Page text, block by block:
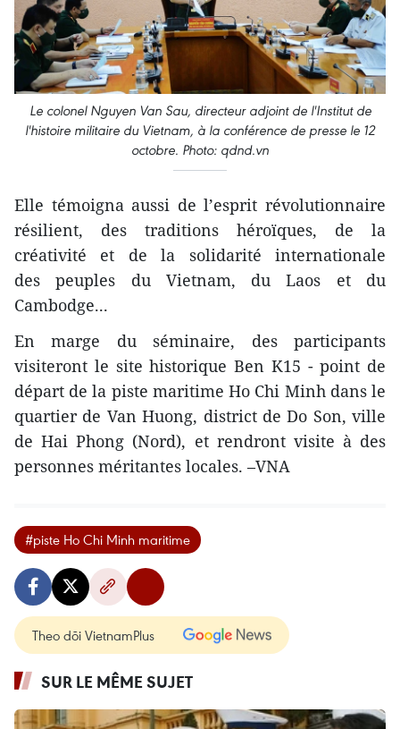
Le colonel Nguyen Van Sau, directeur adjoint de l'Institut de
l'histoire militaire du Vietnam, à la conférence de presse le 12
octobre. Photo: qdnd.vn
Elle témoigna aussi de l’esprit révolutionnaire
résilient, des traditions héroïques, de la
créativité et de la solidarité internationale
des peuples du Vietnam, du Laos et du
Cambodge...
En marge du séminaire, des participants
visiteront le site historique Ben K15 - point de
départ de la piste maritime Ho Chi Minh dans le
quartier de Van Huong, district de Do Son, ville
de Hai Phong (Nord), et rendront visite à des
personnes méritantes locales. –VNA
#piste Ho Chi Minh maritime
Theo dõi VietnamPlus
SUR LE MÊME SUJET